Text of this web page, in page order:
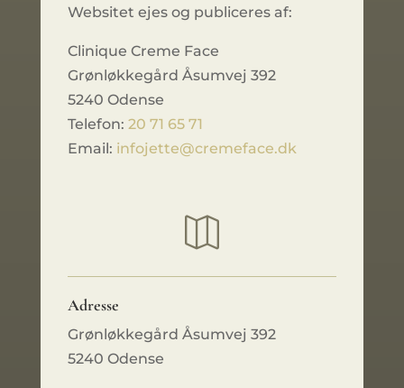
Websitet ejes og publiceres af:
Clinique Creme Face
Grønløkkegård Åsumvej 392
5240 Odense
Telefon: 20 71 65 71
Email: infojette@cremeface.dk

Adresse
Grønløkkegård Åsumvej 392
5240 Odense